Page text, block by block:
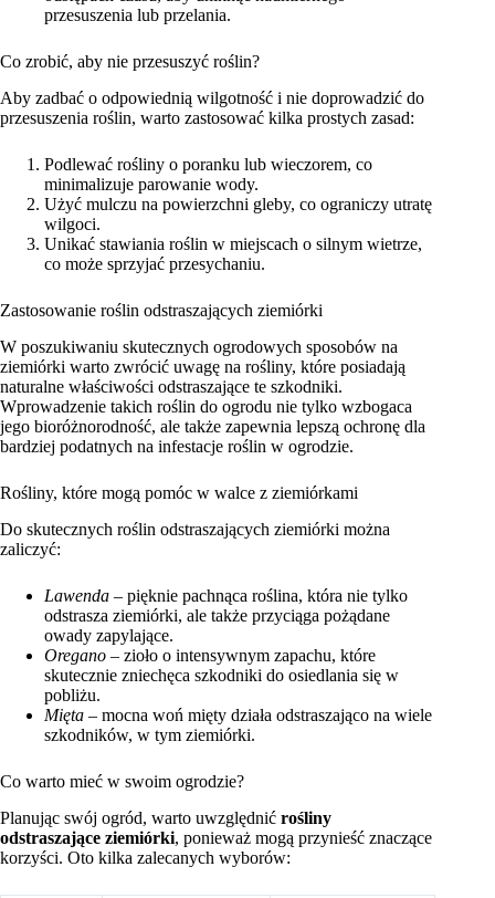
przesuszenia lub przelania.
Co zrobić, aby nie przesuszyć roślin?
Aby zadbać o odpowiednią wilgotność i nie doprowadzić do
przesuszenia roślin, warto zastosować kilka prostych zasad:
Podlewać rośliny o poranku lub wieczorem, co
minimalizuje parowanie wody.
Użyć mulczu na powierzchni gleby, co ograniczy utratę
wilgoci.
Unikać stawiania roślin w miejscach o silnym wietrze,
co może sprzyjać przesychaniu.
Zastosowanie roślin odstraszających ziemiórki
W poszukiwaniu skutecznych ogrodowych sposobów na
ziemiórki warto zwrócić uwagę na rośliny, które posiadają
naturalne właściwości odstraszające te szkodniki.
Wprowadzenie takich roślin do ogrodu nie tylko wzbogaca
jego bioróżnorodność, ale także zapewnia lepszą ochronę dla
bardziej podatnych na infestacje roślin w ogrodzie.
Rośliny, które mogą pomóc w walce z ziemiórkami
Do skutecznych roślin odstraszających ziemiórki można
zaliczyć:
Lawenda – pięknie pachnąca roślina, która nie tylko
odstrasza ziemiórki, ale także przyciąga pożądane
owady zapylające.
Oregano – zioło o intensywnym zapachu, które
skutecznie zniechęca szkodniki do osiedlania się w
pobliżu.
Mięta – mocna woń mięty działa odstraszająco na wiele
szkodników, w tym ziemiórki.
Co warto mieć w swoim ogrodzie?
Planując swój ogród, warto uwzględnić rośliny
odstraszające ziemiórki, ponieważ mogą przynieść znaczące
korzyści. Oto kilka zalecanych wyborów: